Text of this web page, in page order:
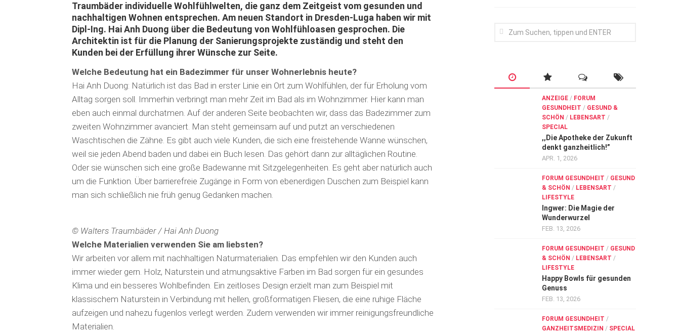
Traumbäder individuelle Wohlfühlwelten, die ganz dem Zeitgeist vom gesunden und
nachhaltigen Wohnen entsprechen. Am neuen Standort in Dresden-Luga haben wir mit
Dipl-Ing. Hai Anh Duong über die Bedeutung von Wohlfühloasen gesprochen. Die
Architektin ist für die Planung der Sanierungs­projekte zuständig und steht den
Kunden bei der Erfüllung ihrer Wünsche zur Seite.
Welche Bedeutung hat ein Badezimmer für unser Wohner­leb­nis heute?
Hai Anh Duong: Natürlich ist das Bad in erster Linie ein Ort zum Wohl­fühlen, der für Erholung vom
Alltag sorgen soll. Immerhin verbringt man mehr Zeit im Bad als im Wohnzimmer. Hier kann man
eben auch einmal durchatmen. Auf der anderen Seite beo­bachten wir, dass das Badezimmer zum
zweiten Wohnzimmer avanciert. Man steht gemeinsam auf und putzt an verschiedenen
Waschtischen die Zähne. Es gibt auch viele Kunden, die sich eine freistehende Wanne wünschen,
weil sie jeden Abend baden und dabei ein Buch lesen. Das gehört dann zur alltäglichen Routine.
Oder sie wünschen sich eine große Badewanne mit Sitzgelegen­heiten. Es geht aber natürlich auch
um die Funktion. Über barrierefreie Zugänge in Form von ebenerdigen Duschen zum Beispiel kann
man sich schließlich nie früh genug Gedanken machen.
© Walters Traumbäder / Hai Anh Duong
Welche Materialien verwenden Sie am liebsten?
Wir arbeiten vor allem mit nachhaltigen Natur­materia­lien. Das empfehlen wir den Kunden auch
immer wieder gern. Holz, Naturstein und atmungsaktive Farben im Bad sorgen für ein gesundes
Klima und ein besseres Wohlbefinden. Ein zeitloses Design erzielt man zum Beispiel mit
klassischem Naturstein in Verbindung mit hellen, großformatigen Fliesen, die eine ruhige Fläche
aufzeigen und nahezu fugenlos verlegt werden. Zudem verwenden wir immer reinigungsfreundliche
Materialien.
ANZEIGE / FORUM
GESUNDHEIT / GESUND &
SCHÖN / LEBENSART /
SPECIAL
,,Die Apotheke der Zukunft
denkt ganzheitlich!”
APR. 1, 2026
FORUM GESUNDHEIT / GESUND
& SCHÖN / LEBENSART /
LIFESTYLE
Ingwer: Die Magie der
Wunderwurzel
FEB. 13, 2026
FORUM GESUNDHEIT / GESUND
& SCHÖN / LEBENSART /
LIFESTYLE
Happy Bowls für gesunden
Genuss
FEB. 13, 2026
FORUM GESUNDHEIT /
GANZHEITSMEDIZIN / SPECIAL